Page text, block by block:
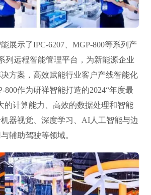
展示了IPC-6207、MGP-800等系列产
列远程智能管理平台，为新能源企业
方案，高效赋能行业客户产线智能化
800作为研祥智能打造的2024“年度最
的计算能力、高效的数据处理和智能
器视觉、深度学习、AI人工智能与边
辅助驾驶等领域。